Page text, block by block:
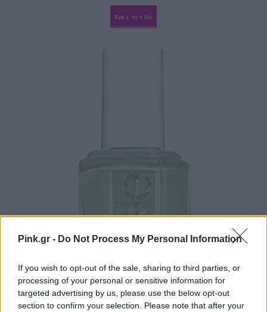
Pink.gr - Do Not Process My Personal Information
If you wish to opt-out of the sale, sharing to third parties, or
processing of your personal or sensitive information for
targeted advertising by us, please use the below opt-out
section to confirm your selection. Please note that after your
Βρες το εδώ